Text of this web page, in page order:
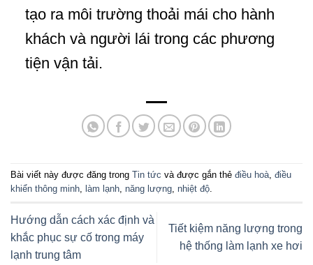
tạo ra môi trường thoải mái cho hành
khách và người lái trong các phương
tiện vận tải.
Bài viết này được đăng trong Tin tức và được gắn thẻ điều hoà, điều
khiển thông minh, làm lạnh, năng lượng, nhiệt độ.
Hướng dẫn cách xác định và
khắc phục sự cố trong máy
lạnh trung tâm
Tiết kiệm năng lượng trong
hệ thống làm lạnh xe hơi